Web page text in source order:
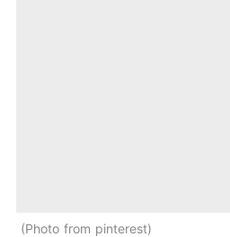
Photo from pinterest